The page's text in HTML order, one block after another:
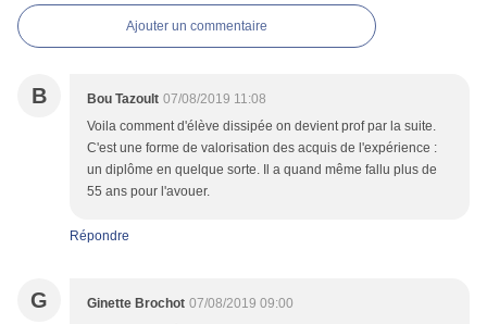
Ajouter un commentaire
B Bou Tazoult 07/08/2019 11:08
Voila comment d'élève dissipée on devient prof par la suite.
C'est une forme de valorisation des acquis de l'expérience :
un diplôme en quelque sorte. Il a quand même fallu plus de
55 ans pour l'avouer.
Répondre
G Ginette Brochot 07/08/2019 09:00